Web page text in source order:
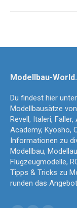
Modellbau-
Du findest hier
Modellbausätze
Revell, Italeri,
Academy, Kyosho,
Informationen zu
Modellbau,
Flugzeugmodelle,
Tipps & Tricks zu
runden das